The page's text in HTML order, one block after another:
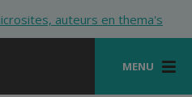
auteurs en thema's
MENU